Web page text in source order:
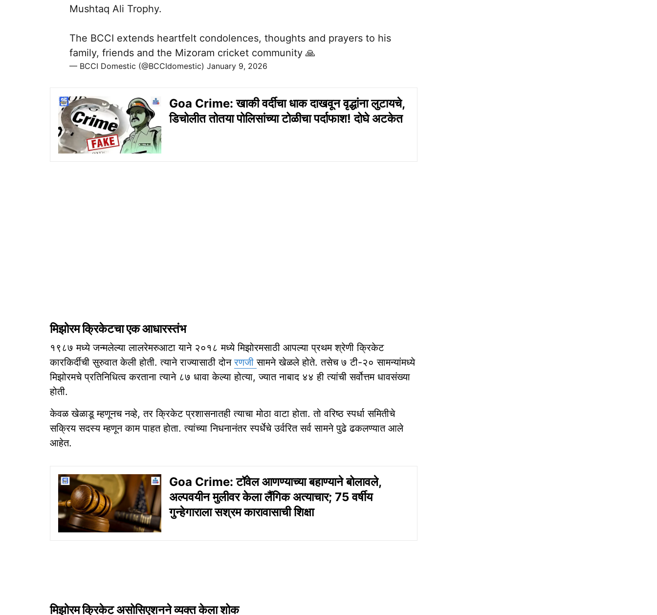
Mushtaq Ali Trophy.
The BCCI extends heartfelt condolences, thoughts and prayers to his
family, friends and the Mizoram cricket community 🙏
— BCCI Domestic (@BCCIdomestic) January 9, 2026
Goa Crime: खाकी वर्दीचा धाक दाखवून वृद्धांना लुटायचे,
डिचोलीत तोतया पोलिसांच्या टोळीचा पर्दाफाश! दोघे अटकेत
मिझोरम क्रिकेटचा एक आधारस्तंभ
१९८७ मध्ये जन्मलेल्या लालरेमरुआटा याने २०१८ मध्ये मिझोरमसाठी आपल्या प्रथम श्रेणी क्रिकेट
कारकिर्दीची सुरुवात केली होती. त्याने राज्यासाठी दोनरणजीसामने खेळले होते. तसेच ७ टी-२० सामन्यांमध्ये
मिझोरमचे प्रतिनिधित्व करताना त्याने ८७ धावा केल्या होत्या, ज्यात नाबाद ४४ ही त्यांची सर्वोत्तम धावसंख्या
होती.
केवळ खेळाडू म्हणूनच नव्हे, तर क्रिकेट प्रशासनातही त्याचा मोठा वाटा होता. तो वरिष्ठ स्पर्धा समितीचे
सक्रिय सदस्य म्हणून काम पाहत होता. त्यांच्या निधनानंतर स्पर्धेचे उर्वरित सर्व सामने पुढे ढकलण्यात आले
आहेत.
Goa Crime: टॉवेल आणण्याच्या बहाण्याने बोलावले,
अल्पवयीन मुलीवर केला लैंगिक अत्याचार; 75 वर्षीय
गुन्हेगाराला सश्रम कारावासाची शिक्षा
मिझोरम क्रिकेट असोसिएशनने व्यक्त केला शोक